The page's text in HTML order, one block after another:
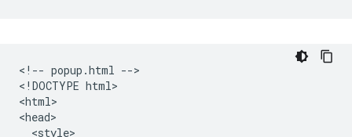
<!-- popup.html -->
<!DOCTYPE html>
<html>
<head>
  <style>